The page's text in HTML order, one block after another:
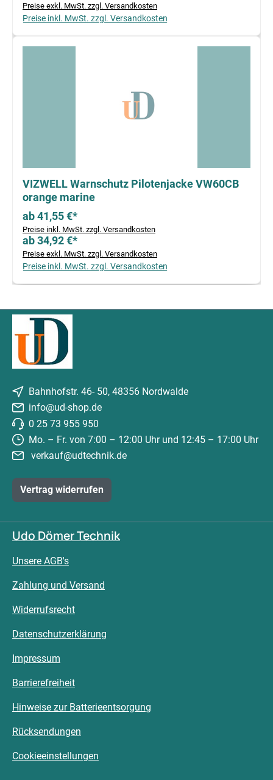
Preise exkl. MwSt. zzgl. Versandkosten
Preise inkl. MwSt. zzgl. Versandkosten
VIZWELL Warnschutz Pilotenjacke VW60CB
orange marine
ab 41,55 €*
Preise inkl. MwSt. zzgl. Versandkosten
ab 34,92 €*
Preise exkl. MwSt. zzgl. Versandkosten
Preise inkl. MwSt. zzgl. Versandkosten
Bahnhofstr. 46- 50, 48356 Nordwalde
info@ud-shop.de
0 25 73 955 950
Mo. – Fr. von 7:00 – 12:00 Uhr und 12:45 – 17:00 Uhr
verkauf@udtechnik.de
Vertrag widerrufen
Udo Dömer Technik
Unsere AGB's
Zahlung und Versand
Widerrufsrecht
Datenschutzerklärung
Impressum
Barrierefreiheit
Hinweise zur Batterieentsorgung
Rücksendungen
Cookieeinstellungen